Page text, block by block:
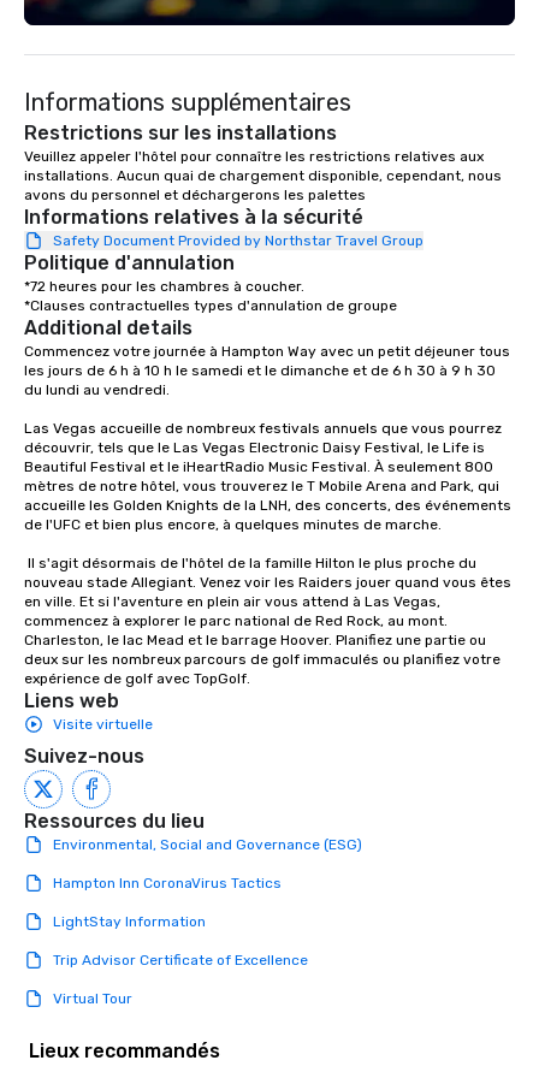
engaging information along the way.
dining experience melded into one,
that are sure to add new vitality to
meeting events, from conferences to
team building. All-Inclusive Group
Dining When meeting planners book a
corporate group event through Lip
Smacking Foodie Tours, the entire
group is assured a top-notch dining
experience with three to four
signature dishes at each restaurant.
Our affordable tours are priced per
person with tax and gratuities
are drinks. However, a beverage
package upgrade is available, which
provides guests a signature cocktail
at various stops. Build Your Network
Our exclusive experiences provide the
ultimate networking opportunities. At
a typical sit-down dinner, you’re lucky
to engage the person to the left and
right of you. Because our tours take
place at multiple restaurants, with
walking in between, there are
countless opportunities to interact
with different people when you sit
down at each venue and as you
traverse along the way. Our
experiences not only provide more
ways to network, but a more convivial
Lip Smacking Foodie Tours is ideal for
experiences can accommodate
groups from as few as 1 to as many
a tour is stress-free and allows you to
a VIP entrance and a
experience; chef-
elevated food and
of locally-brewed
Astrocade with wall-
sports and
Informations supplémentaires
Restrictions sur les installations
Veuillez appeler l'hôtel pour connaître les restrictions relatives aux
installations. Aucun quai de chargement disponible, cependant, nous
avons du personnel et déchargerons les palettes
Informations relatives à la sécurité
Safety Document Provided by Northstar Travel Group
Politique d'annulation
*72 heures pour les chambres à coucher.
*Clauses contractuelles types d'annulation de groupe
Additional details
Commencez votre journée à Hampton Way avec un petit déjeuner tous
les jours de 6 h à 10 h le samedi et le dimanche et de 6 h 30 à 9 h 30
du lundi au vendredi.
Las Vegas accueille de nombreux festivals annuels que vous pourrez
découvrir, tels que le Las Vegas Electronic Daisy Festival, le Life is
Beautiful Festival et le iHeartRadio Music Festival. À seulement 800
mètres de notre hôtel, vous trouverez le T Mobile Arena and Park, qui
accueille les Golden Knights de la LNH, des concerts, des événements
de l'UFC et bien plus encore, à quelques minutes de marche.
nouveau stade Allegiant. Venez voir les Raiders jouer quand vous êtes
en ville. Et si l'aventure en plein air vous attend à Las Vegas,
commencez à explorer le parc national de Red Rock, au mont.
Charleston, le lac Mead et le barrage Hoover. Planifiez une partie ou
deux sur les nombreux parcours de golf immaculés ou planifiez votre
expérience de golf avec TopGolf.
Liens web
Visite virtuelle
Suivez-nous
Ressources du lieu
Environmental, Social and Governance (ESG)
Hampton Inn CoronaVirus Tactics
LightStay Information
Trip Advisor Certificate of Excellence
Virtual Tour
Lieux recommandés